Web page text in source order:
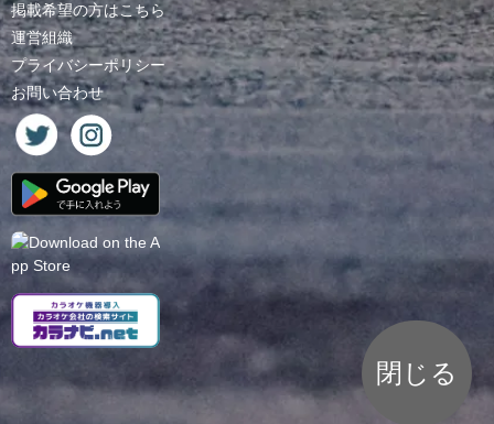
掲載希望の方はこちら
運営組織
プライバシーポリシー
お問い合わせ
閉じる